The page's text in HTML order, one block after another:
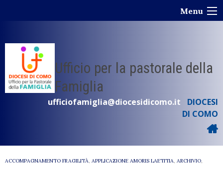
Menu
Ufficio per la pastorale della
Famiglia
ufficiofamiglia@diocesidicomo.it
DIOCESI
DI COMO
ACCOMPAGNAMENTO FRAGILITÀ, APPLICAZIONE AMORIS LAETITIA, ARCHIVIO,